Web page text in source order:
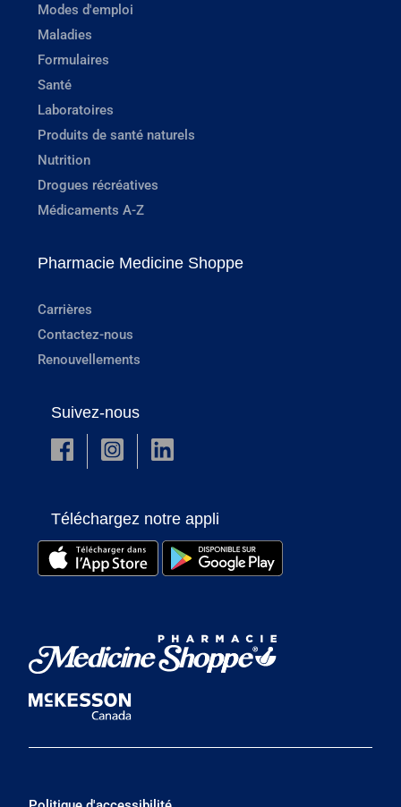
Modes d'emploi
Maladies
Formulaires
Santé
Laboratoires
Produits de santé naturels
Nutrition
Drogues récréatives
Médicaments A-Z
Pharmacie Medicine Shoppe
Carrières
Contactez-nous
Renouvellements
Suivez-nous
Téléchargez notre appli